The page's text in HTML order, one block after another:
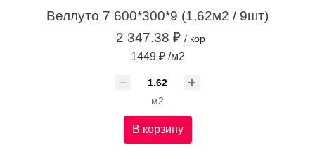
Веллуто 7 600*300*9 (1,62м2 / 9шт)
2 347.38 ₽ / кор
1449 ₽ /м2
м2
В корзину